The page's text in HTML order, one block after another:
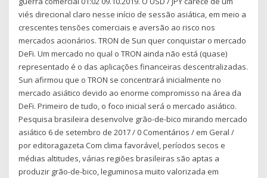
viés direcional claro nesse início de sessão asiática, em meio a
crescentes tensões comerciais e aversão ao risco nos
mercados acionários. TRON de Sun quer conquistar o mercado
DeFi. Um mercado no qual o TRON ainda não está (quase)
representado é o das aplicações financeiras descentralizadas.
Sun afirmou que o TRON se concentrará inicialmente no
mercado asiático devido ao enorme compromisso na área da
DeFi. Primeiro de tudo, o foco inicial será o mercado asiático.
Pesquisa brasileira desenvolve grão-de-bico mirando mercado
asiático 6 de setembro de 2017 / 0 Comentários / em Geral /
por editoragazeta Com clima favorável, períodos secos e
médias altitudes, várias regiões brasileiras são aptas a
produzir grão-de-bico, leguminosa muito valorizada em